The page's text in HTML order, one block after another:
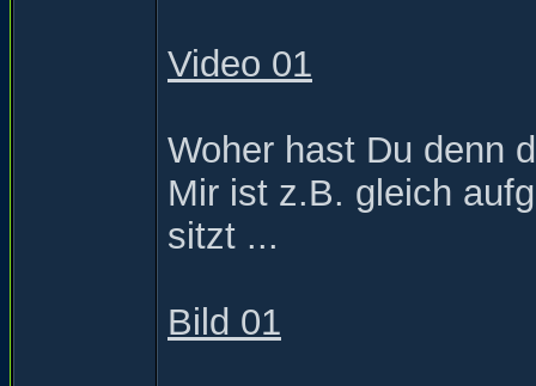
Video 01
Woher hast Du denn
Mir ist z.B. gleich
sitzt ...
Bild 01